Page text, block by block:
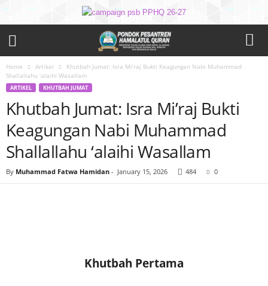
Home Artikel
Khutbah Jumat: Isra Mi’raj Bukti Keagungan Nabi Muhammad
Shallallahu ‘alaihi Wasallam
ARTIKEL KHUTBAH JUMAT
Khutbah Jumat: Isra Mi’raj Bukti
Keagungan Nabi Muhammad
Shallallahu ‘alaihi Wasallam
By Muhammad Fatwa Hamidan - January 15, 2026 484 0
Khutbah Pertama